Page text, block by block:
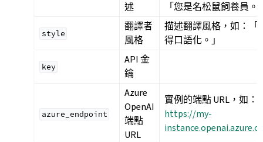
述
「您是名松鼠飼養員。
style
翻譯者
風格
描述翻譯風格，如：「
得口語化。」
key
API 金
鑰
azure_endpoint
Azure
OpenAI
端點
URL
實例的端點 URL，如：
https://my-